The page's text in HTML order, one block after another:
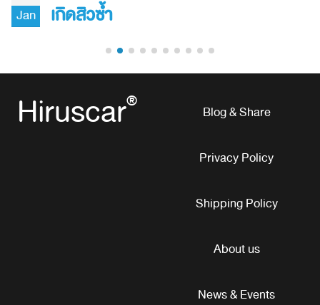
Jan
เกิดสิวซ้ำ
Hiruscar®
Blog & Share
Privacy Policy
Shipping Policy
About us
News & Events